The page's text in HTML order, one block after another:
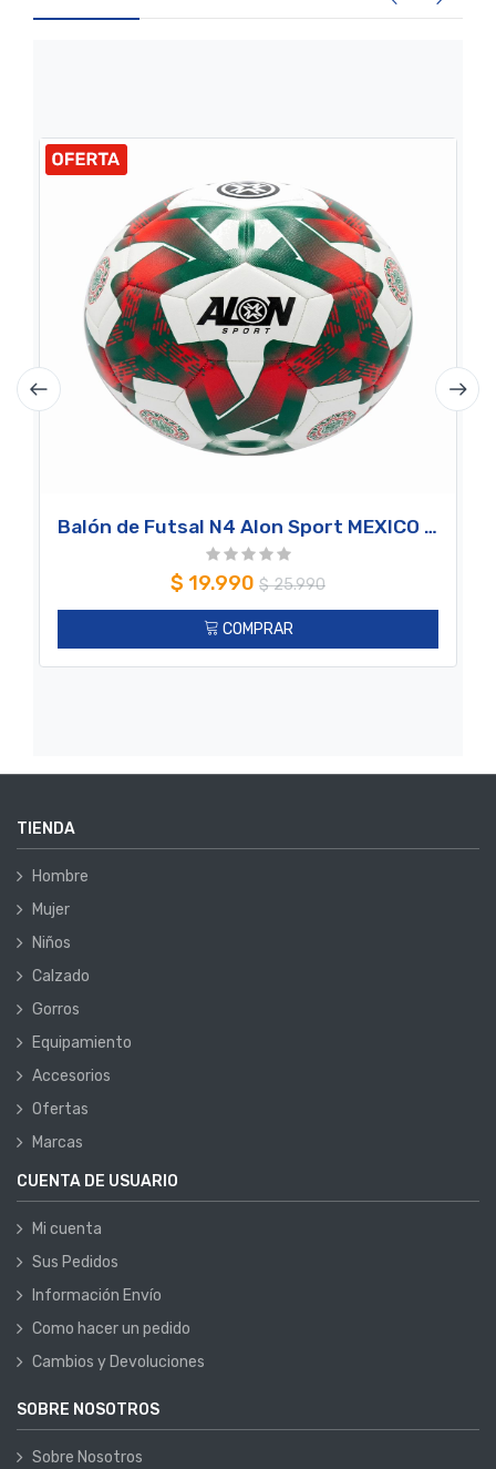
Balón de Futsal N4 Alon Sport MEXICO TEAM
$ 19.990 $25.990
COMPRAR
TIENDA
Hombre
Mujer
Niños
Calzado
Gorros
Equipamiento
Accesorios
Ofertas
Marcas
CUENTA DE USUARIO
Mi cuenta
Sus Pedidos
Información Envío
Como hacer un pedido
Cambios y Devoluciones
SOBRE NOSOTROS
Sobre Nosotros